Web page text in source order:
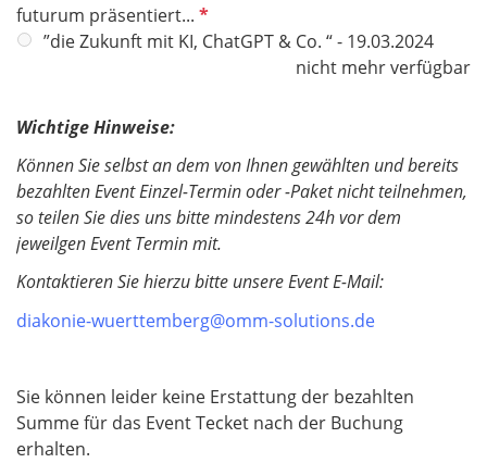
f
e
futurum präsentiert... P
f
t
f
e
l
d
”die Zukunft mit KI, ChatGPT & Co. “ - 19.03.2024
nicht mehr verfügbar
Wichtige Hinweise:
Können Sie selbst an dem von Ihnen gewählten und bereits
bezahlten Event Einzel-Termin oder -Paket nicht teilnehmen,
so teilen Sie dies uns bitte mindestens 24h vor dem
jeweilgen Event Termin mit.
Kontaktieren Sie hierzu bitte unsere Event E-Mail:
diakonie-wuerttemberg@omm-solutions.de
Sie können leider keine Erstattung der bezahlten
Summe für das Event Tecket nach der Buchung
erhalten.